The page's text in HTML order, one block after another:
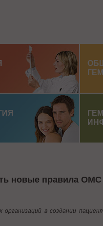
новые правила ОМС
организаций в создании